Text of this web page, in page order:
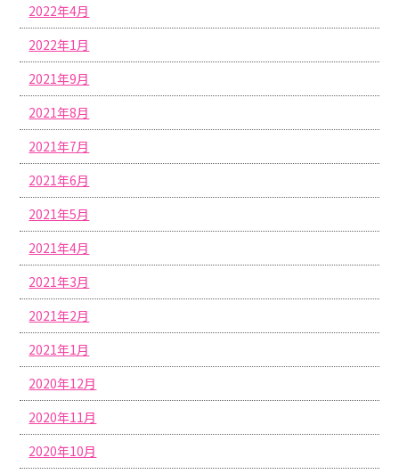
2022年4月
2022年1月
2021年9月
2021年8月
2021年7月
2021年6月
2021年5月
2021年4月
2021年3月
2021年2月
2021年1月
2020年12月
2020年11月
2020年10月